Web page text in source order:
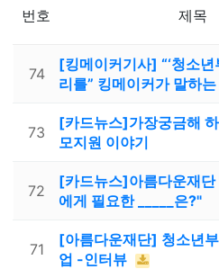
번호 제목
74
[킹메이커기사] “‘청소년
리를” 킹메이커가 말하
73
[카드뉴스]가장궁금해
모지원 이야기
72
[카드뉴스]아름다운재
에게 필요한 _____은?"
71
[아름다운재단] 청소년
업 -인터뷰